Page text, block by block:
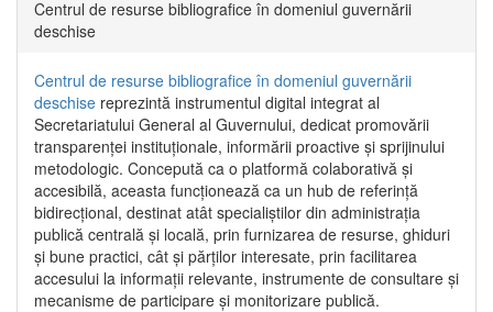
Centrul de resurse bibliografice în domeniul guvernării
deschise
Centrul de resurse bibliografice în domeniul guvernării
deschise reprezintă instrumentul digital integrat al
Secretariatului General al Guvernului, dedicat promovării
transparenței instituționale, informării proactive și sprijinului
metodologic. Concepută ca o platformă colaborativă și
accesibilă, aceasta funcționează ca un hub de referință
bidirecțional, destinat atât specialiștilor din administrația
publică centrală și locală, prin furnizarea de resurse, ghiduri
și bune practici, cât și părților interesate, prin facilitarea
accesului la informații relevante, instrumente de consultare și
mecanisme de participare și monitorizare publică.